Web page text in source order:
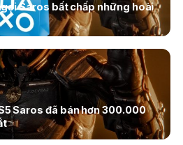
Saros bất chấp những hoài
Saros đã bán hơn 300.000